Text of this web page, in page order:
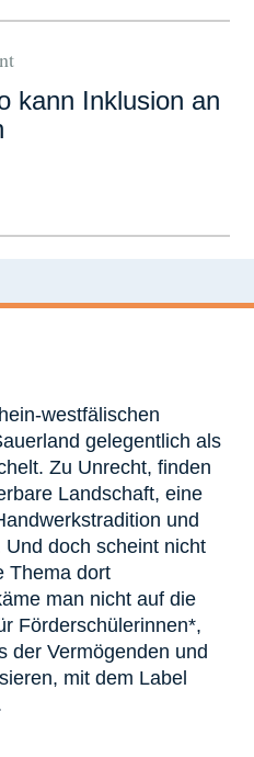
kann Inklusion an
westfälischen
gelegentlich als
Zu Unrecht, finden
Landschaft, eine
und
doch scheint nicht
Thema dort
man nicht auf die
Förderschülerinnen*,
der Vermögenden und
mit dem Label